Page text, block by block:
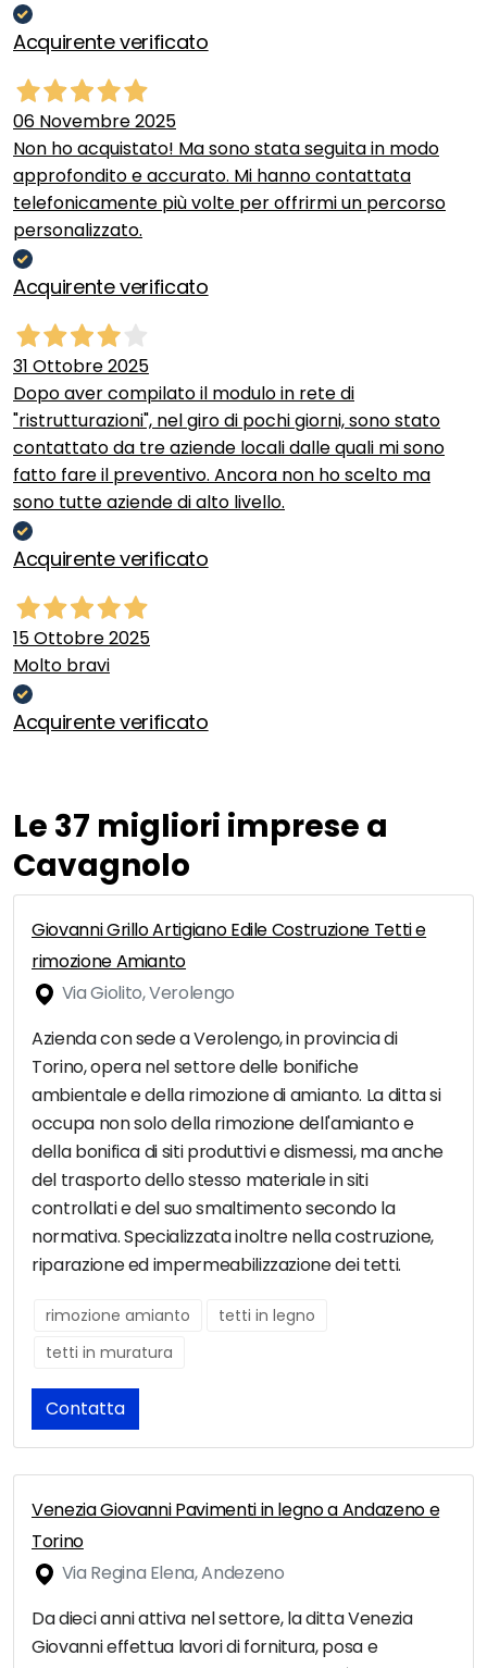
Acquirente verificato
06 Novembre 2025
Non ho acquistato! Ma sono stata seguita in modo
approfondito e accurato. Mi hanno contattata
telefonicamente più volte per offrirmi un percorso
personalizzato.
Acquirente verificato
31 Ottobre 2025
Dopo aver compilato il modulo in rete di
"ristrutturazioni", nel giro di pochi giorni, sono stato
contattato da tre aziende locali dalle quali mi sono
fatto fare il preventivo. Ancora non ho scelto ma
sono tutte aziende di alto livello.
Acquirente verificato
15 Ottobre 2025
Molto bravi
Acquirente verificato
Le 37 migliori imprese a
Cavagnolo
Giovanni Grillo Artigiano Edile Costruzione Tetti e
rimozione Amianto
Via Giolito, Verolengo
Azienda con sede a Verolengo, in provincia di
Torino, opera nel settore delle bonifiche
ambientale e della rimozione di amianto. La ditta si
occupa non solo della rimozione dell'amianto e
della bonifica di siti produttivi e dismessi, ma anche
del trasporto dello stesso materiale in siti
controllati e del suo smaltimento secondo la
normativa. Specializzata inoltre nella costruzione,
riparazione ed impermeabilizzazione dei tetti.
rimozione amianto
tetti in legno
tetti in muratura
Contatta
Venezia Giovanni Pavimenti in legno a Andazeno e
Torino
Via Regina Elena, Andezeno
Da dieci anni attiva nel settore, la ditta Venezia
Giovanni effettua lavori di fornitura, posa e